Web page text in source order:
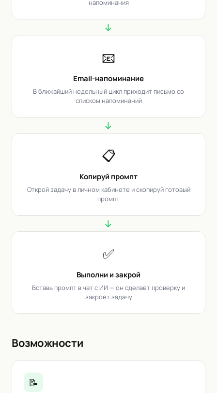
напоминания
→
📧
Email-напоминание
В ближайший недельный цикл приходит письмо со
списком напоминаний
→
📋
Копируй промпт
Открой задачу в личном кабинете и скопируй готовый
промпт
→
✅
Выполни и закрой
Вставь промпт в чат с ИИ — он сделает проверку и
закроет задачу
Возможности
📝